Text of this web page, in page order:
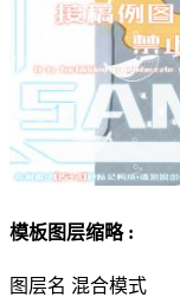
模板图层缩略 :
图层名 混合模式